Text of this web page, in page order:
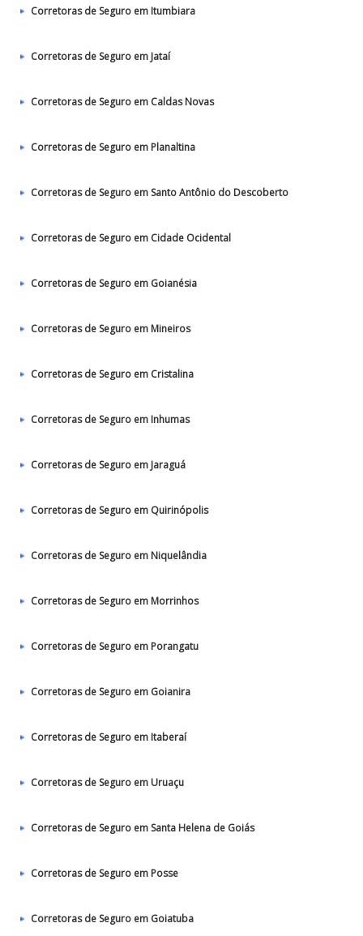
Corretoras de Seguro em Itumbiara
Corretoras de Seguro em Jataí
Corretoras de Seguro em Caldas Novas
Corretoras de Seguro em Planaltina
Corretoras de Seguro em Santo Antônio do Descoberto
Corretoras de Seguro em Cidade Ocidental
Corretoras de Seguro em Goianésia
Corretoras de Seguro em Mineiros
Corretoras de Seguro em Cristalina
Corretoras de Seguro em Inhumas
Corretoras de Seguro em Jaraguá
Corretoras de Seguro em Quirinópolis
Corretoras de Seguro em Niquelândia
Corretoras de Seguro em Morrinhos
Corretoras de Seguro em Porangatu
Corretoras de Seguro em Goianira
Corretoras de Seguro em Itaberaí
Corretoras de Seguro em Uruaçu
Corretoras de Seguro em Santa Helena de Goiás
Corretoras de Seguro em Posse
Corretoras de Seguro em Goiatuba